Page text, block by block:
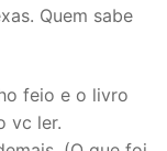
Quem sabe
feio e o livro
vc ler.